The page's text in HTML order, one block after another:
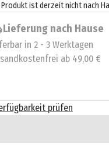
ist derzeit nicht nach
Lieferung nach Hause
in 2 - 3 Werktagen
ab 49,00 €
prüfen